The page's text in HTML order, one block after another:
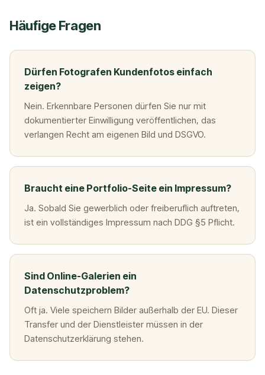
Häufige Fragen
Dürfen Fotografen Kundenfotos einfach
zeigen?
Nein. Erkennbare Personen dürfen Sie nur mit
dokumentierter Einwilligung veröffentlichen, das
verlangen Recht am eigenen Bild und DSGVO.
Braucht eine Portfolio-Seite ein Impressum?
Ja. Sobald Sie gewerblich oder freiberuflich auftreten,
ist ein vollständiges Impressum nach DDG §5 Pflicht.
Sind Online-Galerien ein
Datenschutzproblem?
Oft ja. Viele speichern Bilder außerhalb der EU. Dieser
Transfer und der Dienstleister müssen in der
Datenschutzerklärung stehen.